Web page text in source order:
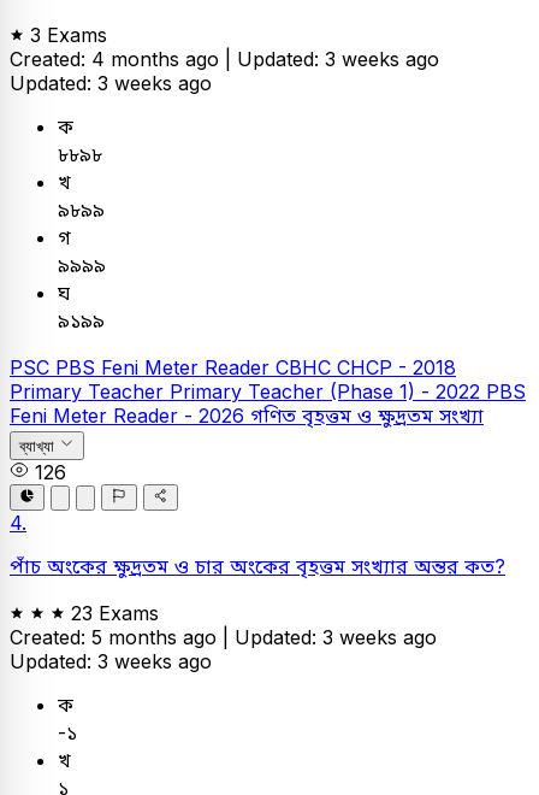
3 Exams
Created: 4 months ago | Updated: 3 weeks ago
Updated: 3 weeks ago
ক
৮৮৯৮
খ
৯৮৯৯
গ
৯৯৯৯
ঘ
৯১৯৯
PSC PBS Feni Meter Reader CBHC CHCP - 2018
Primary Teacher Primary Teacher (Phase 1) - 2022 PBS
Feni Meter Reader - 2026 গণিত বৃহত্তম ও ক্ষুদ্রতম সংখ্যা
ব্যাখ্যা
126
4.
পাঁচ অংকের ক্ষুদ্রতম ও চার অংকের বৃহত্তম সংখ্যার অন্তর কত?
23 Exams
Created: 5 months ago | Updated: 3 weeks ago
Updated: 3 weeks ago
ক
-১
খ
১